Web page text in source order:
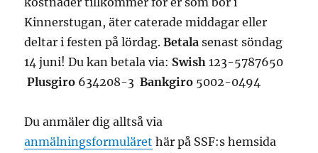
Kinnerstugan, äter caterade middagar eller
deltar i festen på lördag.Betala senast söndag
14 juni! Du kan betala via: Swish123-5787650
Plusgiro 634208-3Bankgiro 5002-0494
Du anmäler dig alltså via
anmälningsformuläret här på SSF:s hemsida